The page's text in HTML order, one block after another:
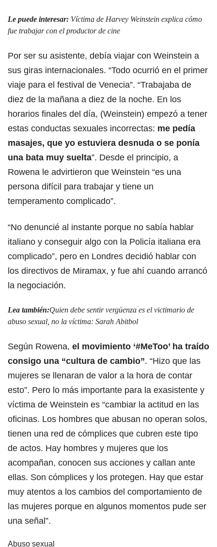
Le puede interesar: Víctima de Harvey Weinstein explica cómo
fue trabajar con el productor de cine
Por ser su asistente, debía viajar con Weinstein a
sus giras internacionales. “Todo ocurrió en el primer
viaje para el festival de Venecia”. “Trabajaba de
diez de la mañana a diez de la noche. En los
horarios finales del día, (Weinstein) empezó a tener
estas conductas sexuales incorrectas: me pedía
masajes, que yo estuviera desnuda o se ponía
una bata muy suelta”. Desde el principio, a
Rowena le advirtieron que Weinstein “es una
persona difícil para trabajar y tiene un
temperamento complicado”.
“No denuncié al instante porque no sabía hablar
italiano y conseguir algo con la Policía italiana era
complicado”, pero en Londres decidió hablar con
los directivos de Miramax, y fue ahí cuando arrancó
la negociación.
Lea también:Quien debe sentir vergüenza es el victimario de
abuso sexual, no la víctima: Sarah Abitbol
Según Rowena, el movimiento ‘#MeToo’ ha traído
consigo una “cultura de cambio”. “Hizo que las
mujeres se llenaran de valor a la hora de contar
esto”. Pero lo más importante para la exasistente y
víctima de Weinstein es “cambiar la actitud en las
oficinas. Los hombres que abusan no operan solos,
tienen una red de cómplices que cubren este tipo
de actos. Hay hombres y mujeres que los
acompañan, conocen sus acciones y callan ante
ellas. Son cómplices y los protegen. Hay que estar
muy atentos a los cambios del comportamiento de
las mujeres porque en algunos momentos pude ser
una señal”.
Abuso sexual